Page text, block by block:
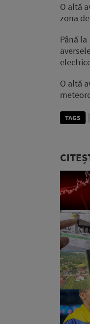
O altă
zona
Până
O altă
TAGS